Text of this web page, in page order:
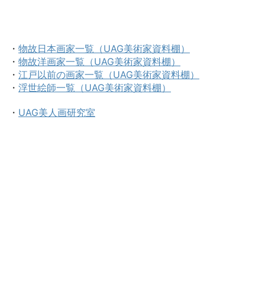
・ 物故日本画家一覧（UAG美術家資料棚）
・ 物故洋画家一覧（UAG美術家資料棚）
・ 江戸以前の画家一覧（UAG美術家資料棚）
・ 浮世絵師一覧（UAG美術家資料棚）
・ UAG美人画研究室